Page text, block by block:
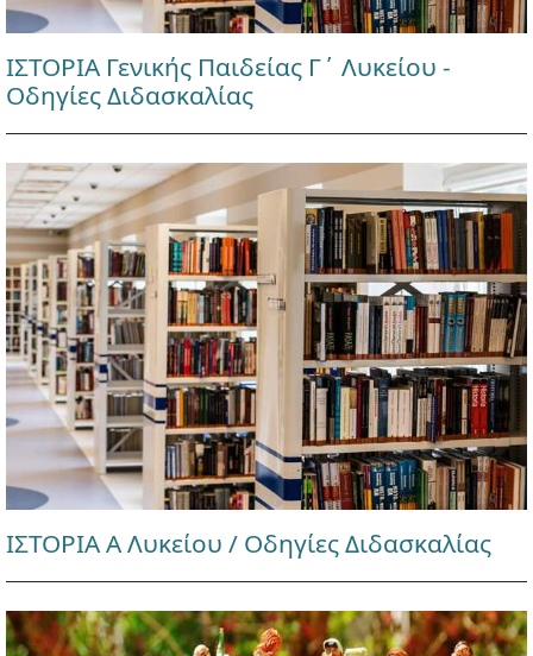
ΙΣΤΟΡΙΑ Γενικής Παιδείας Γ΄ Λυκείου -
Οδηγίες Διδασκαλίας
ΙΣΤΟΡΙΑ Α Λυκείου / Οδηγίες Διδασκαλίας